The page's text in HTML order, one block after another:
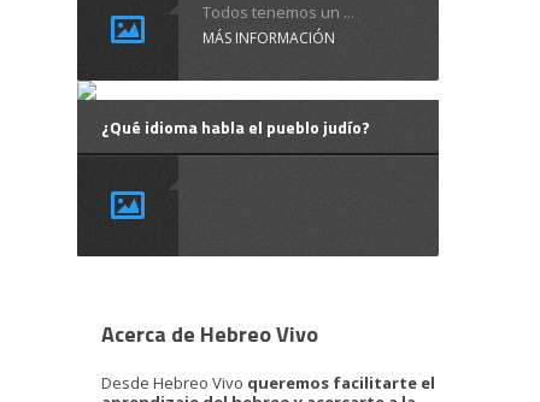
Todos tenemos un ...
MÁS INFORMACIÓN
¿Qué idioma habla el pueblo judío?
Acerca de Hebreo Vivo
Desde Hebreo Vivo queremos facilitarte el